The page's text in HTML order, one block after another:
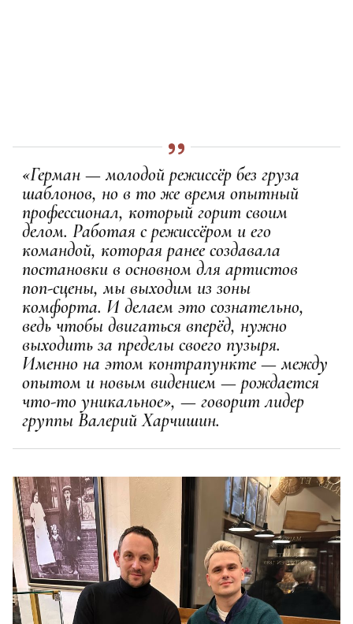
«Герман — молодой режиссёр без груза
шаблонов, но в то же время опытный
профессионал, который горит своим
делом. Работая с режиссёром и его
командой, которая ранее создавала
постановки в основном для артистов
поп-сцены, мы выходим из зоны
комфорта. И делаем это сознательно,
ведь чтобы двигаться вперёд, нужно
выходить за пределы своего пузыря.
Именно на этом контрапункте — между
опытом и новым видением — рождается
что-то уникальное», — говорит лидер
группы Валерий Харчишин.